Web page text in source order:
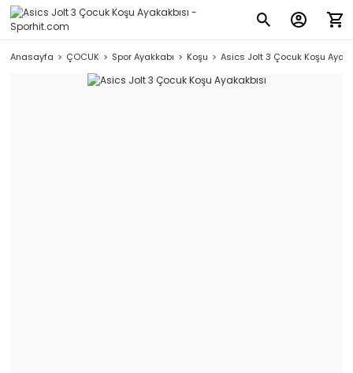
Anasayfa ÇOCUK Spor Ayakkabı Koşu Asics Jolt 3 Çocuk Koşu